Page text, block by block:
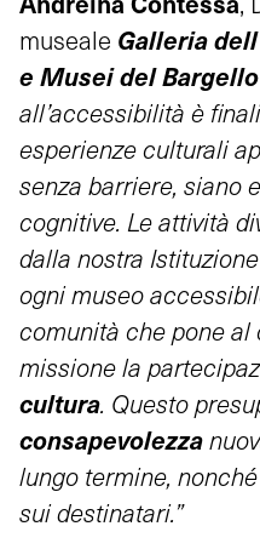
museale Galleria
e Musei del Bargello
all’accessibilità è
esperienze culturali
senza barriere, siano
cognitive. Le attività
dalla nostra
ogni museo
comunità che pone
missione la
cultura. Questo
consapevolezza
lungo termine,
sui destinatari.”